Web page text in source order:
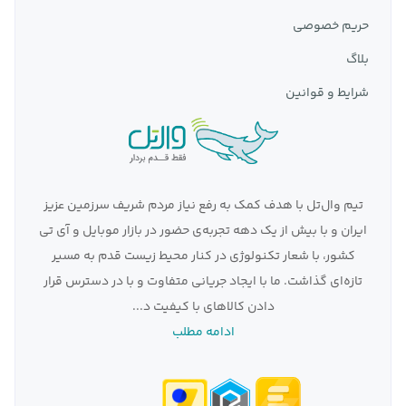
وقتی صحبت از باتری‌های لیتیوم
سلول‌های لیتیوم و لیتیوم یون تمایز قائل شویم.
نسخه‌های قابل شارژی که اغلب در تلفن‌های همراه،
لپ‌تاپ‌ها، پهپادها، دستگاه‌های بخارپز و کاتالوگ
گسترده‌ای از دیگر محصولات الکترونیکی مصرفی پر
مصرف یافت می‌شوند.
باتری های قلیایی قلمی بسیار نوع استانداردی هستند، به
طور گسترده در انواع مکان ها فروخته می شوند و تقریباً
در هر دستگاه الکترونیکی مصرفی نسبتاً کم مصرف قابل
ساعت‌های دیواری، نورپردازی غیر اصلی، تلفن‌های
بازی‌ها و اسباب‌بازی‌ها، وسایل آشپزخانه یا وسایل نظافت
حریم خصوصی
بلاگ
شرایط و قوانین
تیم وال‌تل با هدف کمک به رفع نیاز مردم شریف سرزمین عزیز
ایران و با بیش از یک دهه تجربه‌ی حضور در بازار موبایل و آی تی
کشور، با شعار تکنولوژی در کنار محیط زیست قدم به مسیر
تازه‌ای گذاشت. ما با ایجاد جریانی متفاوت و با در دسترس قرار
دادن کالاهای با کیفیت د...
ادامه مطلب